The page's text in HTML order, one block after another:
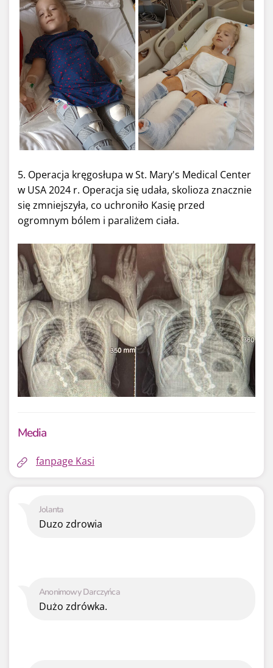
5. Operacja kręgosłupa w St. Mary's Medical Center
w USA 2024 r. Operacja się udała, skolioza znacznie
się zmniejszyła, co uchroniło Kasię przed
ogromnym bólem i paraliżem ciała.
Media
fanpage Kasi
Anonimowy Darczyńca
Dużo zdrówka.
Jolanta
Duzo zdrowia